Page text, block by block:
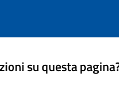
su questa